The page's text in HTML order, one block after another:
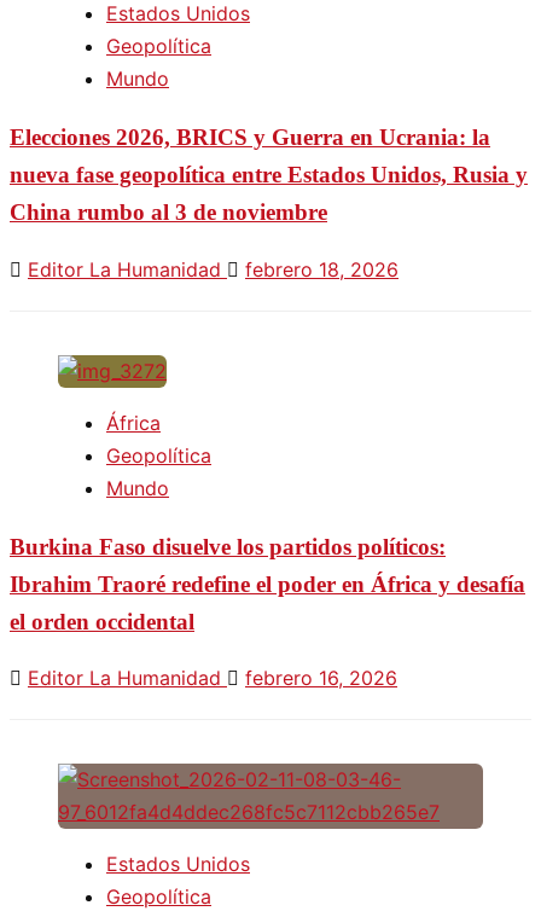
Estados Unidos
Geopolítica
Mundo
Elecciones 2026, BRICS y Guerra en Ucrania: la
nueva fase geopolítica entre Estados Unidos, Rusia y
China rumbo al 3 de noviembre
Editor La Humanidad febrero 18, 2026
África
Geopolítica
Mundo
Burkina Faso disuelve los partidos políticos:
Ibrahim Traoré redefine el poder en África y desafía
el orden occidental
Editor La Humanidad febrero 16, 2026
Estados Unidos
Geopolítica